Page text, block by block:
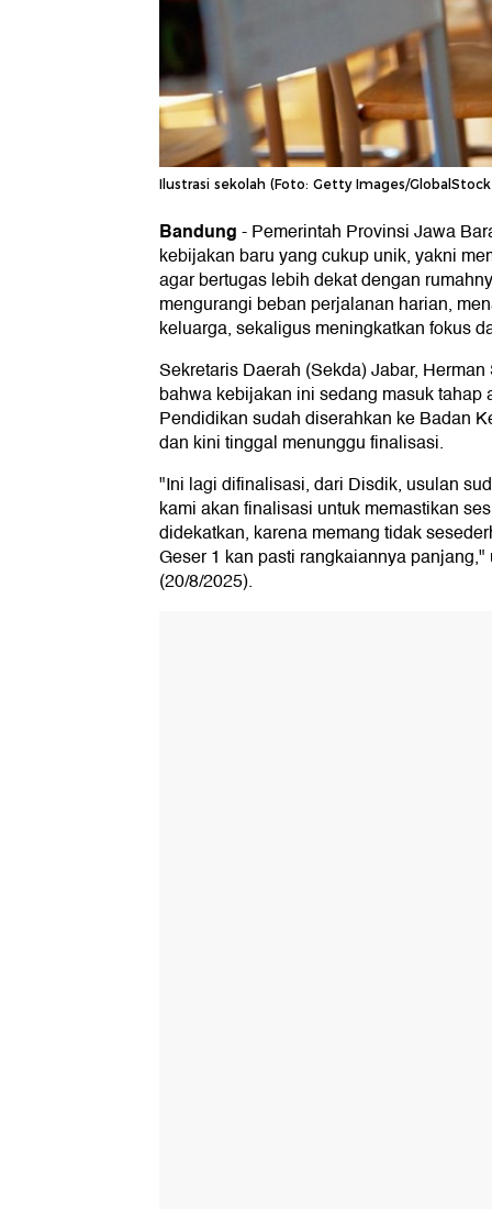
Ilustrasi sekolah (Foto: Getty Images/
Bandung-Pemerintah Provinsi Jawa
kebijakan baru yang cukup unik, yakni
agar bertugas lebih dekat dengan
mengurangi beban perjalanan harian,
keluarga, sekaligus meningkatkan fokus
Sekretaris Daerah (Sekda) Jabar,
bahwa kebijakan ini sedang masuk tahap
Pendidikan sudah diserahkan ke Badan
dan kini tinggal menunggu finalisasi.
"Ini lagi difinalisasi, dari Disdik, usulan
kami akan finalisasi untuk memastikan
didekatkan, karena memang tidak
Geser 1 kan pasti rangkaiannya
(20/8/2025).